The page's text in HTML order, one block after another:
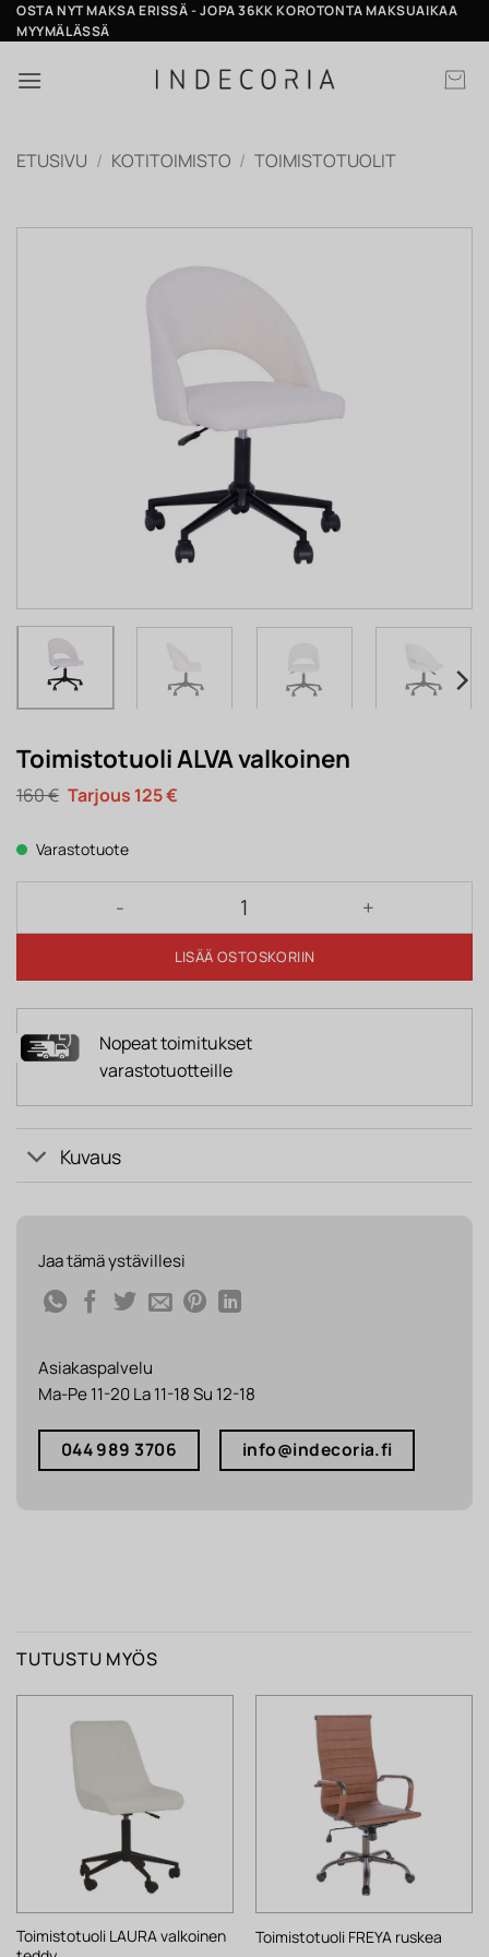
Skip
to
OSTA NYT MAKSA ERISSÄ - JOPA 36KK KOROTONTA MAKSUAIKAA
MYYMÄLÄSSÄ
ETUSIVU / KOTITOIMISTO / TOIMISTOTUOLIT
Toimistotuoli ALVA valkoinen
160€ Alkuperäinen
hinta
160 €.
125€Nykyinen
Varastotuote
Toimistotuoli ALVA valkoinen määrä
LISÄÄ OSTOSKORIIN
Nopeat toimitukset
varastotuotteille
Kuvaus
Jaa tämä ystävillesi
Asiakaspalvelu
Ma-Pe 11-20 La 11-18 Su 12-18
044 989 3706 info@indecoria.fi
TUTUSTU MYÖS
Toimistotuoli LAURA valkoinen
Toimistotuoli FREYA ruskea